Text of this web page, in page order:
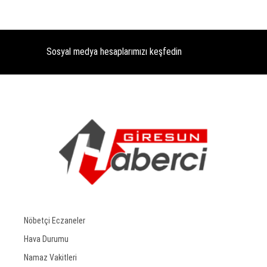
Sosyal medya hesaplarımızı keşfedin
Nöbetçi Eczaneler
Hava Durumu
Namaz Vakitleri